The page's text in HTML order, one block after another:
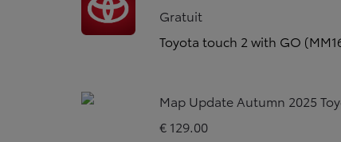
Gratuit
Toyota touch 2 with GO
Map Update Autumn 2025
€ 129.00